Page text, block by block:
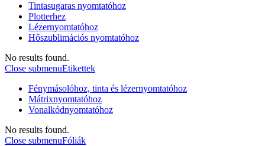
Tintasugaras nyomtatóhoz
Plotterhez
Lézernyomtatóhoz
Hőszublimációs nyomtatóhoz
No results found.
Close submenuEtikettek
Fénymásolóhoz, tinta és lézernyomtatóhoz
Mátrixnyomtatóhoz
Vonalkódnyomtatóhoz
No results found.
Close submenuFóliák